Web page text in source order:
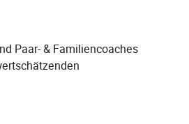
Paar- & Familiencoaches